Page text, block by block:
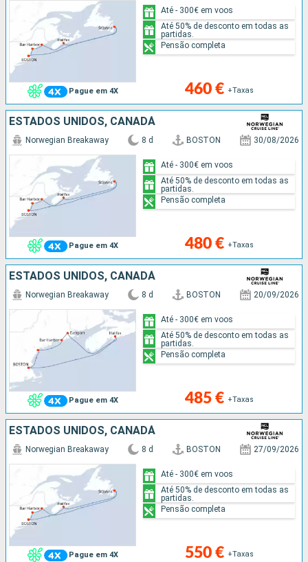
Pague em 4X 460 € +Taxas
Até - 300€ em voos
Até 50% de desconto em todas as
partidas.
Pensão completa
ESTADOS UNIDOS, CANADÁ
Pague em 4X
Norwegian Breakaway 8 d BOSTON 30/08/2026
480 € +Taxas
Até - 300€ em voos
Até 50% de desconto em todas as
partidas.
Pensão completa
ESTADOS UNIDOS, CANADÁ
Pague em 4X
Norwegian Breakaway 8 d BOSTON 20/09/2026
485 € +Taxas
Até - 300€ em voos
Até 50% de desconto em todas as
partidas.
Pensão completa
ESTADOS UNIDOS, CANADÁ
Pague em 4X
Norwegian Breakaway 8 d BOSTON 27/09/2026
550 € +Taxas
Até - 300€ em voos
Até 50% de desconto em todas as
partidas.
Pensão completa